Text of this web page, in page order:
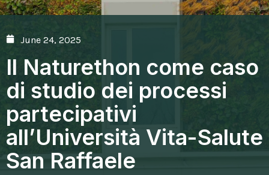
June 24, 2025
Il Naturethon come caso
di studio dei processi
partecipativi
all’Università Vita-Salute
San Raffaele